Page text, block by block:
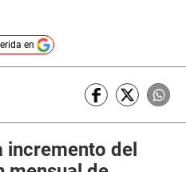
en
incremento del